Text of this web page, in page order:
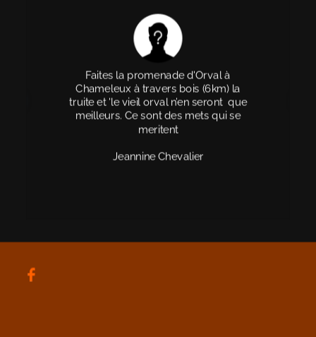
Le chameaux SUPER endroit !!!!!!!!!
Leur truites leur salade et leurs
pommes de terres au lard tout est
succulent !!!!!!!!!!!!
Le Chameleux super endroit je viens
de Liège souvent ma famille habitait
Orval j'adore leurs truites pommes
de terre au lard et salade  apéro
Orval pendant repas Orval et digestif
Faites la promenade d'Orval à
Chameleux à travers bois (6km) la
truite et 'le vieil orval n’en seront  que
meilleurs. Ce sont des mets qui se
meritent
Jeannine Chevalier